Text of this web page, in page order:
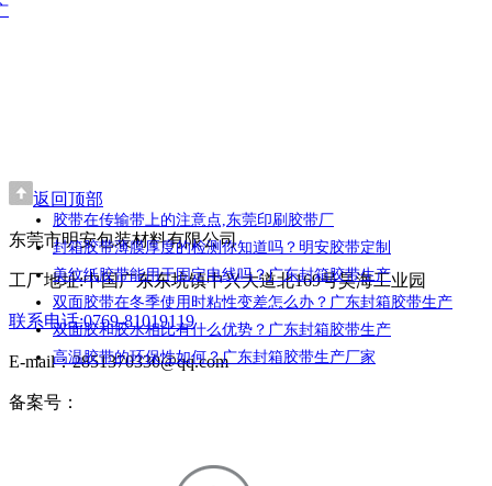
胶带在传输带上的注意点,东莞印刷胶带厂
封箱胶带薄膜厚度的检测你知道吗？明安胶带定制
美纹纸胶带能用于固定电线吗？广东封箱胶带生产
双面胶带在冬季使用时粘性变差怎么办？广东封箱胶带生产
双面胶和胶水相比有什么优势？广东封箱胶带生产
高温胶带的环保性如何？广东封箱胶带生产厂家
返回顶部
东莞市明安包装材料有限公司
工厂地址:中国广东东坑镇中兴大道北169号昊海工业园
联系电话:0769-81019119
E-mail：2851370330@qq.com
备案号：